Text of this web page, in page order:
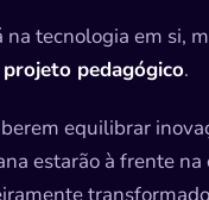
na tecnologia em si,
pedagógico.
equilibrar
estarão à frente na